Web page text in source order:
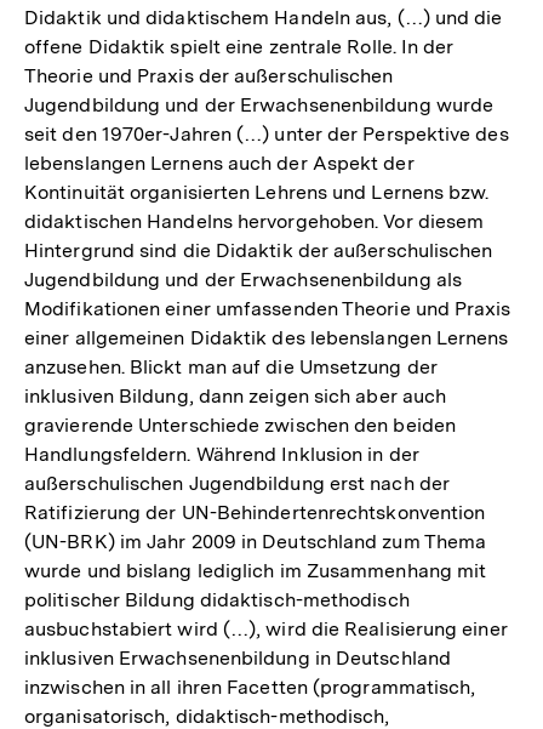
Didaktik und didaktischem Handeln aus, (…) und die
offene Didaktik spielt eine zentrale Rolle. In der
Theorie und Praxis der außerschulischen
Jugendbildung und der Erwachsenenbildung wurde
seit den 1970er-Jahren (…) unter der Perspektive des
lebenslangen Lernens auch der Aspekt der
Kontinuität organisierten Lehrens und Lernens bzw.
didaktischen Handelns hervorgehoben. Vor diesem
Hintergrund sind die Didaktik der außerschulischen
Jugendbildung und der Erwachsenenbildung als
Modifikationen einer umfassenden Theorie und Praxis
einer allgemeinen Didaktik des lebenslangen Lernens
anzusehen. Blickt man auf die Umsetzung der
inklusiven Bildung, dann zeigen sich aber auch
gravierende Unterschiede zwischen den beiden
Handlungsfeldern. Während Inklusion in der
außerschulischen Jugendbildung erst nach der
Ratifizierung der UN-Behindertenrechtskonvention
(UN-BRK) im Jahr 2009 in Deutschland zum Thema
wurde und bislang lediglich im Zusammenhang mit
politischer Bildung didaktisch-methodisch
ausbuchstabiert wird (…), wird die Realisierung einer
inklusiven Erwachsenenbildung in Deutschland
inzwischen in all ihren Facetten (programmatisch,
organisatorisch, didaktisch-methodisch,